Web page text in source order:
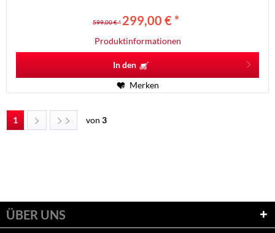
599,00 € * 299,00 € *
Produktinformationen
In den
Merken
1 von 3
ÜBER UNS